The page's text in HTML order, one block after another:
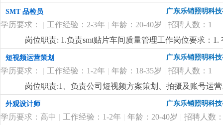
开发。岗位要求:1.3年以上室内照明设计经验，熟练使
台灯、壁灯、办公线条灯、洗墙灯等设计开发业务熟练
更详细...
SMT 品检员 广东乐销照明科
学历要求： | 工作经验：2-3年 | 年龄：20-40岁 | 招聘人数：1
岗位职责: 1.负责smt贴片车间质量管理工作岗位要求：
片、焊接、回流焊等核心流程，熟悉 smt 产品（pcb 板
错贴、漏贴、虚焊、连锡、元器件偏移、极性反置等常
备，显微镜、万用表、示波器、aoi（自动光学检测）
公司出粮准时，包吃、包住，绩效奖、年终奖，月休2天
短视频运营策划 广东乐销照明科
学历要求： | 工作经验：1-2年 | 年龄：18-35岁 | 招聘人数：1
岗位职责:1、负责公司短视频方案策划、拍摄及账号运
然流量。能独立运营和维护公司旗下抖音及其他短视频
曝光度和知名度。2、参与视频内容策划、选题、脚本
向，善于捕捉当下热门视频、热点事件，结合品牌特性
外观设计师 广东乐销照明科
学历要求：高中 | 工作经验：1-2年 | 年龄：20-40岁 | 招聘人数